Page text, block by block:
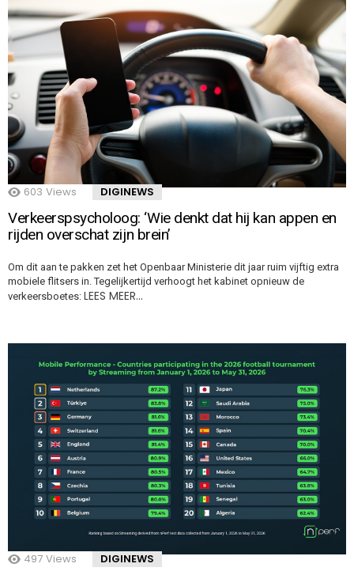
603 Views DIGINEWS
Verkeerspsycholoog: ‘Wie denkt dat hij kan appen en
rijden overschat zijn brein’
Om dit aan te pakken zet het Openbaar Ministerie dit jaar ruim vijftig extra
mobiele flitsers in. Tegelijkertijd verhoogt het kabinet opnieuw de
verkeersboetes: LEES MEER…
497 Views DIGINEWS